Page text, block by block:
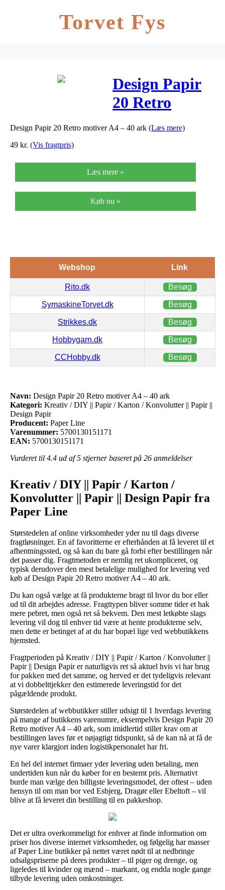
Torvet Fys
Design Papir
20 Retro
motiver A4 –
Design Papir 20 Retro motiver A4 – 40 ark (Læs mere)
49 kr. (Vis fragtpris)
Læs mere »
Køb nu »
Webshop Link
Rito.dk Besøg
SymaskineTorvet.dk Besøg
Strikkes.dk Besøg
Hobbygarn.dk Besøg
CCHobby.dk Besøg
Navn: Design Papir 20 Retro motiver A4 – 40 ark
Kategori: Kreativ / DIY || Papir / Karton / Konvolutter || Papir ||
Design Papir
Producent: Paper Line
Varenummer: 5700130151171
EAN: 5700130151171
Vurderet til 4.4 ud af 5 stjerner baseret på 26 anmeldelser
Kreativ / DIY || Papir / Karton /
Konvolutter || Papir || Design Papir fra
Paper Line
Størstedelen af online virksomheder yder nu til dags diverse
fragtløsninger. En af favoritterne er efterhånden at få leveret til et
afhentningssted, og så kan du bare gå forbi efter bestillingen når
det passer dig. Fragtmetoden er nemlig ret ukompliceret, og
typisk derudover den mest betalelige mulighed for levering ved
køb af Design Papir 20 Retro motiver A4 – 40 ark.
Du kan også vælge at få produkterne bragt til hvor du bor eller
ud til dit arbejdes adresse. Fragttypen bliver somme tider et hak
mere pebret, men også ret så bekvem. Den mest letkøbte slags
levering vil dog til enhver tid være at hente produkterne selv,
men dette er betinget af at du har bopæl lige ved webbutikkens
hjemsted.
Fragtperioden på Kreativ / DIY || Papir / Karton / Konvolutter ||
Papir || Design Papir er naturligvis ret så aktuel hvis vi har brug
for pakken med det samme, og herved er det tydeligvis relevant
at vi dobbelttjekker den estimerede leveringstid for det
pågældende produkt.
Størstedelen af webbutikker stiller udsigt til 1 hverdags levering
på mange af butikkens varenumre, eksempelvis Design Papir 20
Retro motiver A4 – 40 ark, som imidlertid stiller krav om at
bestillingen laves før et nøjagtigt tidspunkt, så de kan nå at få de
nye varer klargjort inden logistikpersonalet har fri.
En hel del internet firmaer yder levering uden betaling, men
undertiden kun når du køber for en bestemt pris. Alternativt
burde man vælge den billigste leveringsmodel, der oftest – uden
hensyn til om man bor ved Esbjerg, Dragør eller Ebeltoft – vil
blive at få leveret din bestilling til en pakkeshop.
Det er ultra overkommeligt for enhver at finde information om
priser hos diverse internet virksomheder, og følgelig har masser
af Paper Line butikker på nettet været nødt til at nedbringe
udsalgspriserne på deres produkter – til piger og drenge, og
ligeledes til kvinder og mænd – markant, og endda nogle gange
tilbyde levering uden omkostninger.